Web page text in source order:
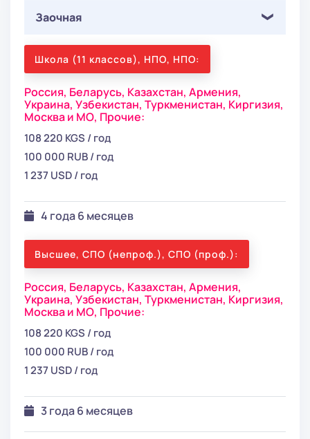
Заочная
Школа (11 классов), НПО, НПО:
Россия, Беларусь, Казахстан, Армения,
Украина, Узбекистан, Туркменистан, Киргизия,
Москва и МО, Прочие:
108 220 KGS / год
100 000 RUB / год
1 237 USD / год
4 года 6 месяцев
Высшее, СПО (непроф.), СПО (проф.):
Россия, Беларусь, Казахстан, Армения,
Украина, Узбекистан, Туркменистан, Киргизия,
Москва и МО, Прочие:
108 220 KGS / год
100 000 RUB / год
1 237 USD / год
3 года 6 месяцев